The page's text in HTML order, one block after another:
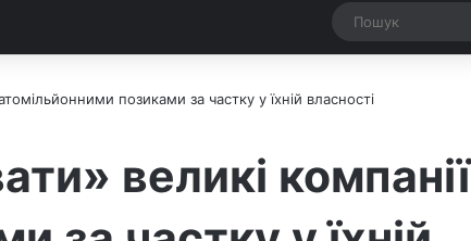
Рандомна новина
Switch skin
позиками за частку у їхній власності
великі компанії